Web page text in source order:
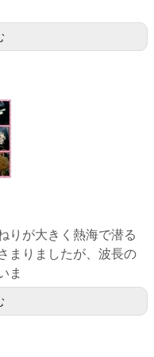
りが大きく熱海で潜る
まりましたが、波長の
ま